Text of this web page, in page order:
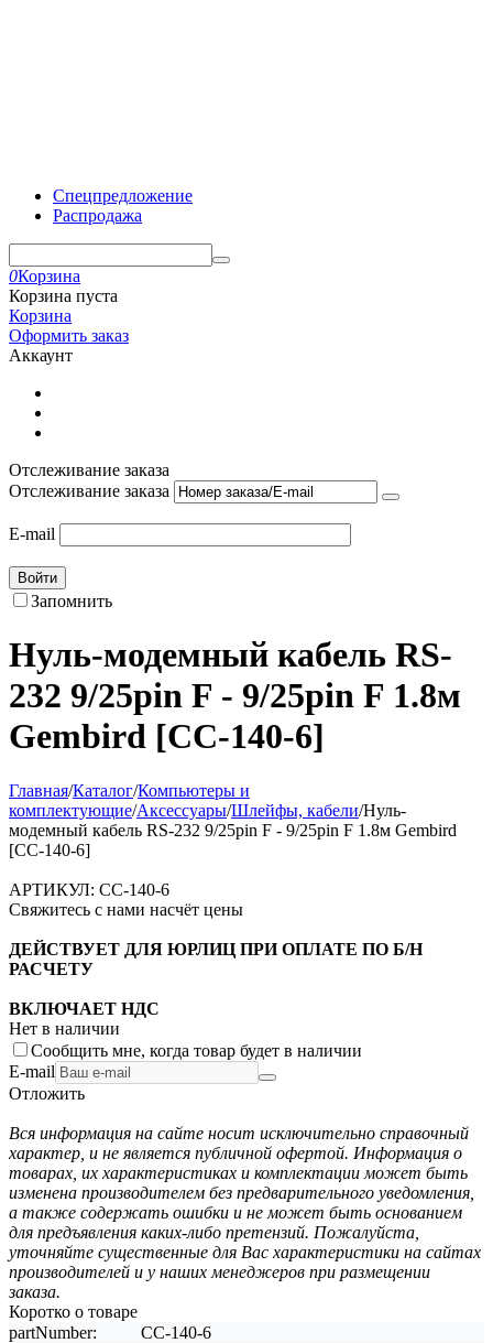
Спецпредложение
Распродажа
0Корзина
Корзина пуста
Корзина
Оформить заказ
Аккаунт
Отслеживание заказа
Отслеживание заказа
E-mail
Войти
Запомнить
Нуль-модемный кабель RS-
232 9/25pin F - 9/25pin F 1.8м
Gembird [CC-140-6]
Главная/Каталог/Компьютеры и
комплектующие/Аксессуары/Шлейфы, кабели/Нуль-
модемный кабель RS-232 9/25pin F - 9/25pin F 1.8м Gembird
[CC-140-6]
АРТИКУЛ: CC-140-6
Свяжитесь с нами насчёт цены
ДЕЙСТВУЕТ ДЛЯ ЮРЛИЦ ПРИ ОПЛАТЕ ПО Б/Н
РАСЧЕТУ
ВКЛЮЧАЕТ НДС
Нет в наличии
Сообщить мне, когда товар будет в наличии
E-mail
Отложить
Вся информация на сайте носит исключительно справочный
характер, и не является публичной офертой. Информация о
товарах, их характеристиках и комплектации может быть
изменена производителем без предварительного уведомления,
а также содержать ошибки и не может быть основанием
для предъявления каких-либо претензий. Пожалуйста,
уточняйте существенные для Вас характеристики на сайтах
производителей и у наших менеджеров при размещении
заказа.
Коротко о товаре
partNumber:
CC-140-6